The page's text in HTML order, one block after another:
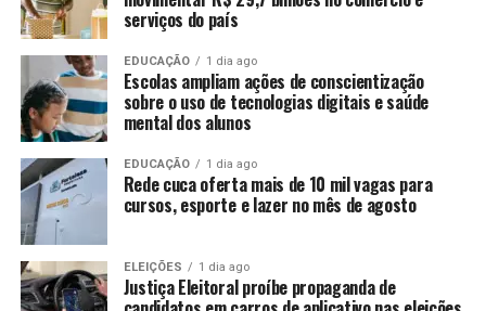
serviços do país
EDUCAÇÃO 1 dia ago
Escolas ampliam ações de conscientização
sobre o uso de tecnologias digitais e saúde
mental dos alunos
EDUCAÇÃO 1 dia ago
Rede cuca oferta mais de 10 mil vagas para
cursos, esporte e lazer no mês de agosto
ELEIÇÕES 1 dia ago
Justiça Eleitoral proíbe propaganda de